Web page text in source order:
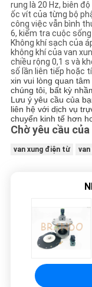
rung là 20 Hz, biên
ốc vít của từng bộ
công việc vẫn bình
6, kiểm tra cuộc
Không khí sạch của
không khí của van
chiều rộng 0,1 s và
số lần liên tiếp hoặc
xin vui lòng quan
chúng tôi, bất kỳ
Lưu ý yêu cầu của
liên hệ với dịch vụ
chuyển kinh tế hơn
Chờ yêu cầu của
van xung điện từ van